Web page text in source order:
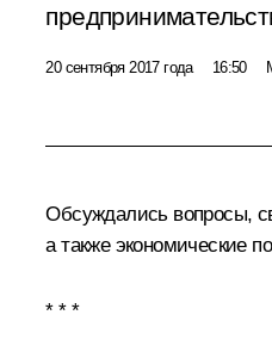
20 сентября 2017 года 16:50
Обсуждались вопросы,
а также экономические
* * *